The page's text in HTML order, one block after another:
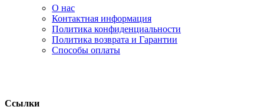
О нас
Контактная информация
Политика конфиденциальности
Политика возврата и Гарантии
Способы оплаты
Ссылки